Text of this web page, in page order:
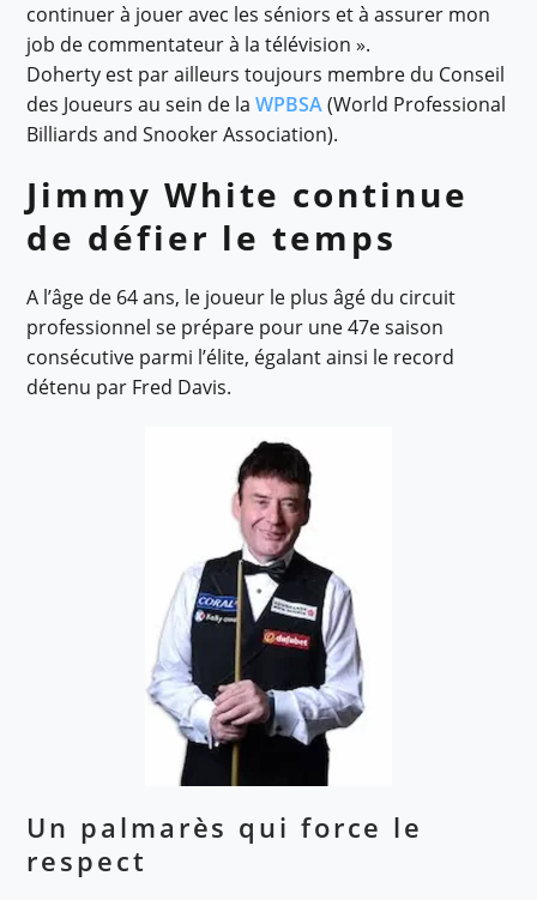
continuer à jouer avec les séniors et à assurer mon
job de commentateur à la télévision ».
Doherty est par ailleurs toujours membre du Conseil
des Joueurs au sein de laWPBSA(World Professional
Billiards and Snooker Association).
Jimmy White continue
de défier le temps
A l’âge de 64 ans, le joueur le plus âgé du circuit
professionnel se prépare pour une 47e saison
consécutive parmi l’élite, égalant ainsi le record
détenu par Fred Davis.
Un palmarès qui force le
respect